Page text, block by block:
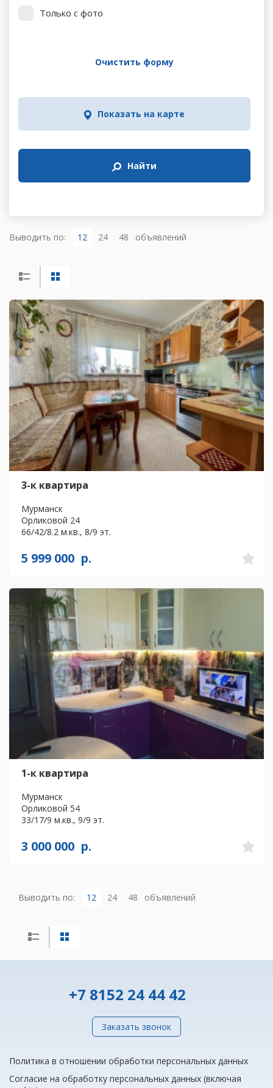
Только с фото
Очистить форму
Показать на карте
Найти
Выводить по: 12 24 48 объявлений
3-к квартира
Мурманск
Орликовой 24
66/42/8.2 м.кв., 8/9 эт.
5 999 000 р.
1-к квартира
Мурманск
Орликовой 54
33/17/9 м.кв., 9/9 эт.
3 000 000 р.
Выводить по: 12 24 48 объявлений
+7 8152 24 44 42
Заказать звонок
Политика в отношении обработки персональных данных
Согласие на обработку персональных данных (включая